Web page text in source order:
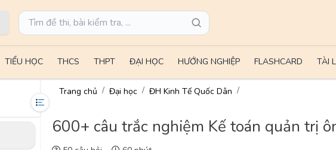
TIỂU HỌC THCS THPT ĐẠI HỌC HƯỚNG NGHIỆP FLASHCARD TÀI
Trang chủ Đại học ĐH Kinh Tế Quốc Dân
600+ câu trắc nghiệm Kế toán quản trị